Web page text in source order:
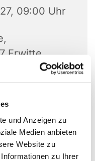
und Anzeigen zu
Medien anbieten
Website zu
zu Ihrer
09:00 Uhr
Erwitte